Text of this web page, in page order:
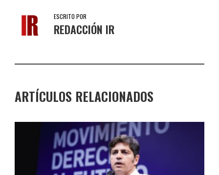
ESCRITO POR
REDACCIÓN IR
ARTÍCULOS RELACIONADOS